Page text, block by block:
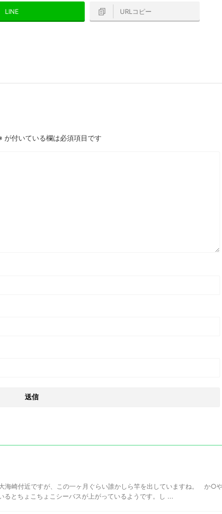
LINE URLコピー
が付いている欄は必須項目です
海崎付近ですが、この一ヶ月ぐらい誰かしら竿を出していますね。 か○
とちょこちょこシーバスが上がっているようです。し ...